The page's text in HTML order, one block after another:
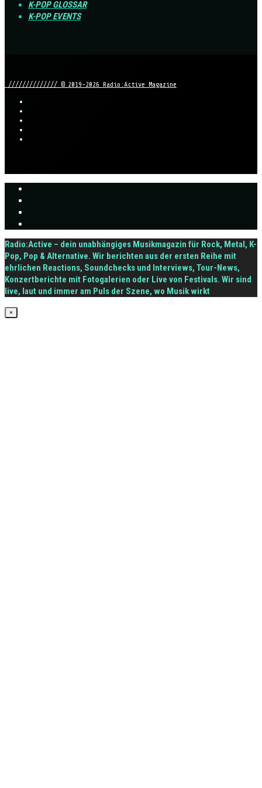
K-POP GLOSSAR
K-POP EVENTS
////////////// © 2019-2026 Radio:Active Magazine
Radio:Active – dein unabhängiges Musikmagazin für Rock, Metal, K-
Pop, Pop & Alternative. Wir berichten aus der ersten Reihe mit
ehrlichen Reactions, Soundchecks und Interviews, Tour-News,
Konzertberichte mit Fotogalerien oder Live von Festivals. Wir sind
live, laut und immer am Puls der Szene, wo Musik wirkt
×